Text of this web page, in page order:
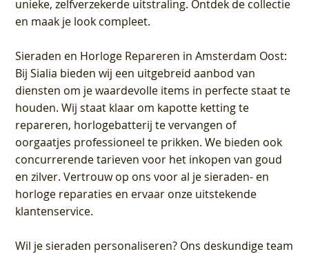
unieke, zelfverzekerde uitstraling. Ontdek de collectie
en maak je look compleet.
Sieraden en Horloge Repareren in Amsterdam Oost:
Bij Sialia bieden wij een uitgebreid aanbod van
diensten om je waardevolle items in perfecte staat te
houden. Wij staat klaar om kapotte ketting te
repareren, horlogebatterij te vervangen of
oorgaatjes professioneel te prikken. We bieden ook
concurrerende tarieven voor het inkopen van goud
en zilver. Vertrouw op ons voor al je sieraden- en
horloge reparaties en ervaar onze uitstekende
klantenservice.
Wil je sieraden personaliseren? Ons deskundige team